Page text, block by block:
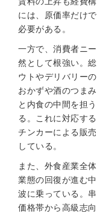
には、原価率だけ
必要がある。
一方で、消費者ニ
然として根強い。
ウトやデリバリー
おかずや酒のつま
と内食の中間を担
る。これに対応す
チンカーによる販
している。
また、外食産業全
業態の回復が進む
波に乗っている。
価格帯から高級志